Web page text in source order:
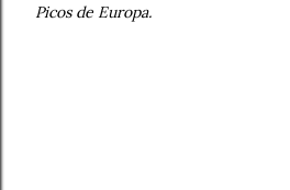
Picos de Europa.